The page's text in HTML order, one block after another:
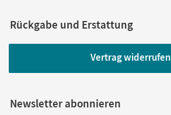
Rückgabe und Erstattung
Vertrag widerrufen
Newsletter abonnieren